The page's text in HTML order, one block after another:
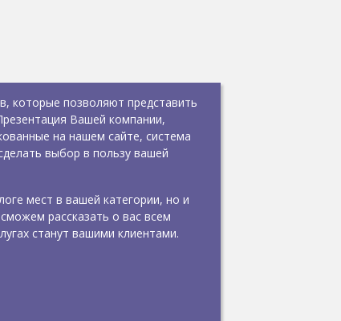
которые позволяют представить
Вашей компании,
на нашем сайте, система
выбор в пользу вашей
мест в вашей категории, но и
рассказать о вас всем
станут вашими клиентами.